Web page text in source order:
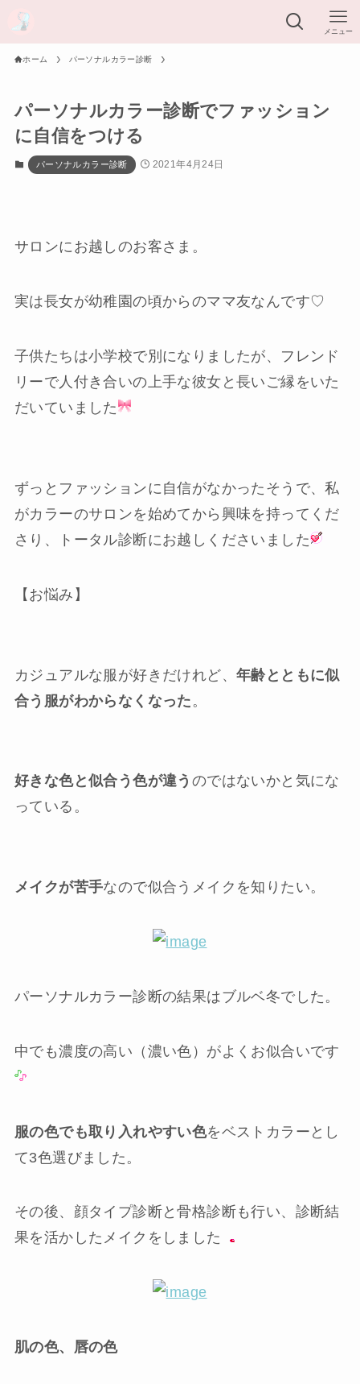
メニュー
ホーム パーソナルカラー診断
パーソナルカラー診断でファッション
に自信をつける
パーソナルカラー診断 2021年4月24日
サロンにお越しのお客さま。
実は長女が幼稚園の頃からのママ友なんです♡
子供たちは小学校で別になりましたが、フレンド
リーで人付き合いの上手な彼女と長いご縁をいた
だいていました
ずっとファッションに自信がなかったそう で、私
がカラーのサロンを始めてから興味を持ってくだ
さり、トータル診断にお越しくださいました
【お悩み】
カジュアルな服が好きだけれど、 年齢とともに似
合う服がわからなくなった 。
好きな色と似合う色が違う のではないかと気にな
っている。
メイクが苦手なので似合うメイクを知りたい。
パーソナルカラー診断の結果はブルベ冬でした。
中でも濃度の高い（濃い色）がよくお似合いです
服の色でも取り入れやすい色をベストカラーとし
て3色選びました。
その後、顔タイプ診断と骨格診断も行い、診断結
果を活かしたメイクをしました
肌の色、唇の色